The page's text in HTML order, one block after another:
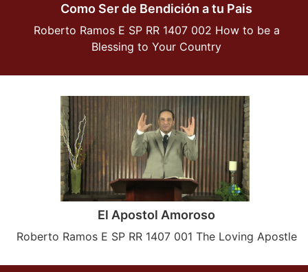
Como Ser de Bendición a tu Pais
Roberto Ramos E SP RR 1407 002 How to be a
Blessing to Your Country
El Apostol Amoroso
Roberto Ramos E SP RR 1407 001 The Loving Apostle